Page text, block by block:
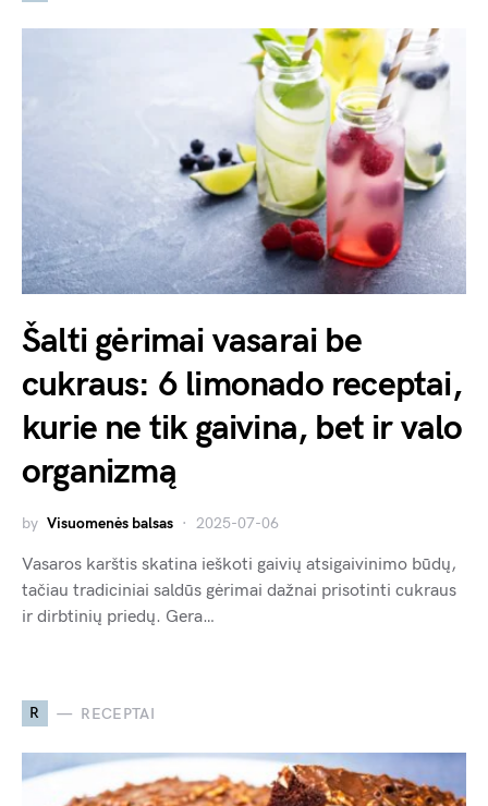
Šalti gėrimai vasarai be
cukraus: 6 limonado receptai,
kurie ne tik gaivina, bet ir valo
organizmą
by Visuomenės balsas 2025-07-06
Vasaros karštis skatina ieškoti gaivių atsigaivinimo būdų,
tačiau tradiciniai saldūs gėrimai dažnai prisotinti cukraus
ir dirbtinių priedų. Gera…
R RECEPTAI